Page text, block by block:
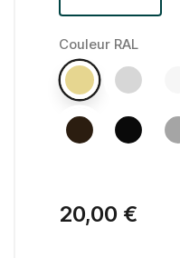
Couleur RAL
20,00 €